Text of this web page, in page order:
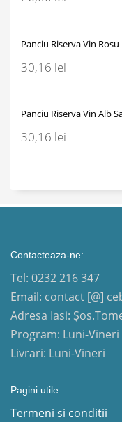
Panciu Riserva Vin
30,16 lei
Panciu Riserva Vin Alb
30,16 lei
Contacteaza-ne:
Tel: 0232 216 347
Email: contact [@]
Adresa Iasi:
Program: Luni-Vineri
Livrari: Luni-Vineri
Pagini utile
Termeni si conditii